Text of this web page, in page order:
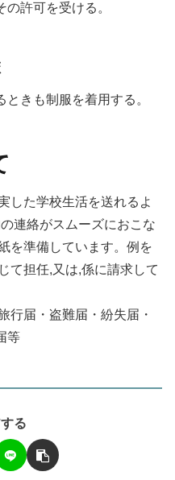
許可を受ける。
きも制服を着用する。
した学校生活を送れるよ
連絡がスムーズにおこな
を準備しています。例を
て担任,又は,係に請求して
行届・盗難届・紛失届・
等
る